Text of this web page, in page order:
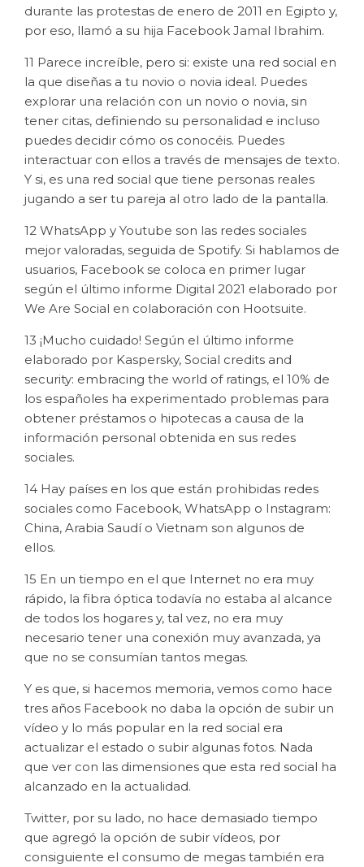
durante las protestas de enero de 2011 en Egipto y,
por eso, llamó a su hija Facebook Jamal Ibrahim.
11 Parece increíble, pero si: existe una red social en
la que diseñas a tu novio o novia ideal. Puedes
explorar una relación con un novio o novia, sin
tener citas, definiendo su personalidad e incluso
puedes decidir cómo os conocéis. Puedes
interactuar con ellos a través de mensajes de texto.
Y si, es una red social que tiene personas reales
jugando a ser tu pareja al otro lado de la pantalla.
12 WhatsApp y Youtube son las redes sociales
mejor valoradas, seguida de Spotify. Si hablamos de
usuarios, Facebook se coloca en primer lugar
según el último informe Digital 2021 elaborado por
We Are Social en colaboración con Hootsuite.
13 ¡Mucho cuidado! Según el último informe
elaborado por Kaspersky, Social credits and
security: embracing the world of ratings, el 10% de
los españoles ha experimentado problemas para
obtener préstamos o hipotecas a causa de la
información personal obtenida en sus redes
sociales.
14 Hay países en los que están prohibidas redes
sociales como Facebook, WhatsApp o Instagram:
China, Arabia Saudí o Vietnam son algunos de
ellos.
15 En un tiempo en el que Internet no era muy
rápido, la fibra óptica todavía no estaba al alcance
de todos los hogares y, tal vez, no era muy
necesario tener una conexión muy avanzada, ya
que no se consumían tantos megas.
Y es que, si hacemos memoria, vemos como hace
tres años Facebook no daba la opción de subir un
vídeo y lo más popular en la red social era
actualizar el estado o subir algunas fotos. Nada
que ver con las dimensiones que esta red social ha
alcanzado en la actualidad.
Twitter, por su lado, no hace demasiado tiempo
que agregó la opción de subir vídeos, por
consiguiente el consumo de megas también era